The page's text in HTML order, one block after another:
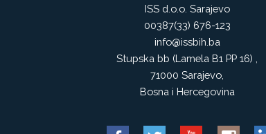
ISS d.o.o. Sarajevo
00387(33) 676-123
info@issbih.ba
Stupska bb (Lamela B1 PP 16) ,
71000 Sarajevo,
Bosna i Hercegovina